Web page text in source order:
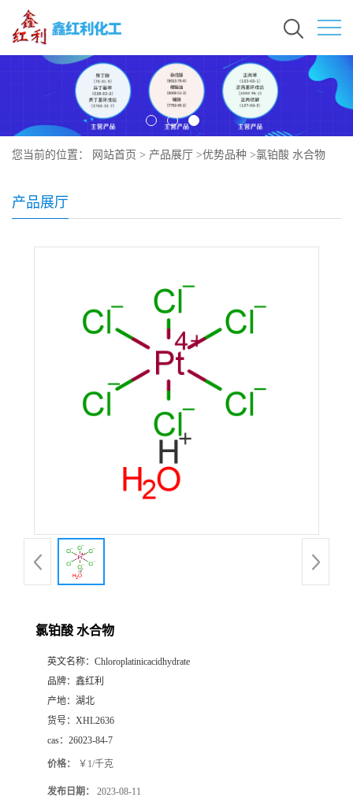
您当前的位置： 网站首页 > 产品展厅 >优势品种 >氯铂酸 水合物
产品展厅
氯铂酸 水合物
英文名称： Chloroplatinicacidhydrate
品牌： 鑫红利
产地： 湖北
货号： XHL2636
cas： 26023-84-7
价格： ￥1/千克
发布日期： 2023-08-11